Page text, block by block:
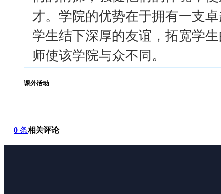
才。学院的优势在于拥有一支
学生结下深厚的友谊，拓宽学
师使该学院与众不同。
课外活动
0 条相关评论